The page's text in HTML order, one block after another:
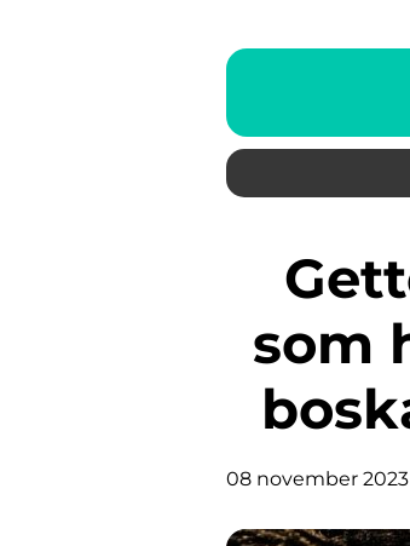
Getter är fascinerande djur
som
08 november 2023